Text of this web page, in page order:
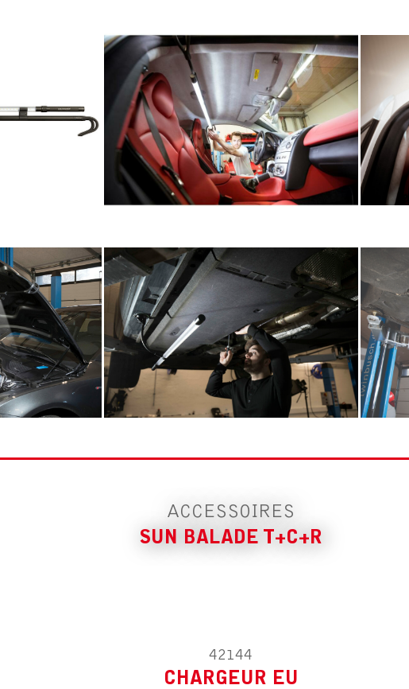
ACCESSOIRES
SUN BALADE T+C+R
42144
CHARGEUR EU
ACCESSOIRE POUR SUN BALADE
T+C+R